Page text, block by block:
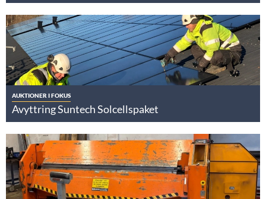
AUKTIONER I FOKUS
Avyttring Suntech Solcellspaket